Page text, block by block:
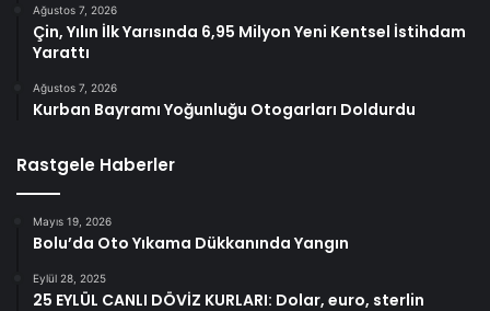
Ağustos 7, 2026
Çin, Yılın İlk Yarısında 6,95 Milyon Yeni Kentsel İstihdam
Yarattı
Ağustos 7, 2026
Kurban Bayramı Yoğunluğu Otogarları Doldurdu
Rastgele Haberler
Mayıs 19, 2026
Bolu’da Oto Yıkama Dükkanında Yangın
Eylül 28, 2025
25 EYLÜL CANLI DÖVİZ KURLARI: Dolar, euro, sterlin